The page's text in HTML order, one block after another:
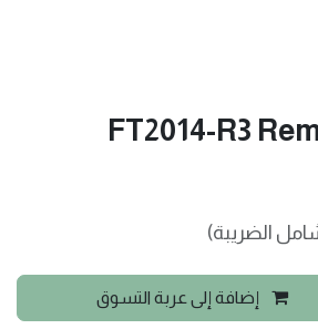
FT2014-R3
الضريبة)
إضافة إلى عربة التسوق